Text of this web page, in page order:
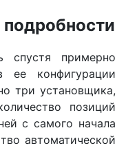
спустя примерно
конфигурации
три установщика,
позиций
с самого начала
автоматической